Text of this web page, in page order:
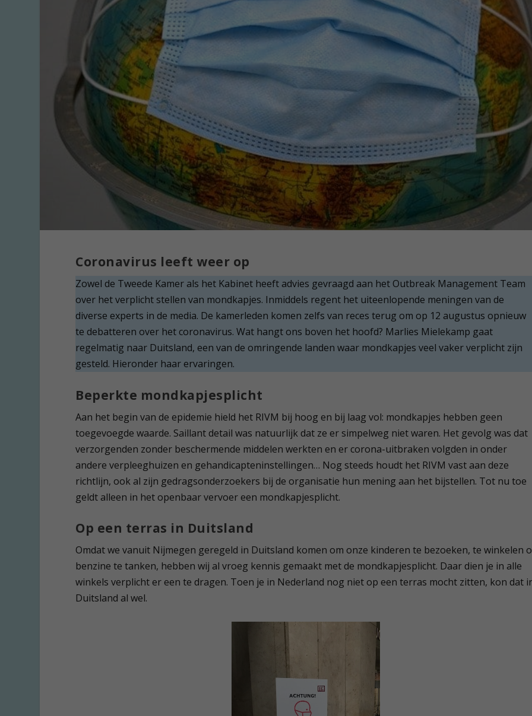
Coronavirus leeft weer op
Zowel de Tweede Kamer als het Kabinet heeft advies gevraagd aan het Outbreak Management Team
over het verplicht stellen van mondkapjes. Inmiddels regent het uiteenlopende meningen van de
diverse experts in de media. De kamerleden komen zelfs van reces terug om op 12 augustus opnieuw
te debatteren over het coronavirus. Wat hangt ons boven het hoofd? Marlies Mielekamp gaat
regelmatig naar Duitsland, een van de omringende landen waar mondkapjes veel vaker verplicht zijn
gesteld. Hieronder haar ervaringen.
Beperkte mondkapjesplicht
Aan het begin van de epidemie hield het RIVM bij hoog en bij laag vol: mondkapjes hebben geen
toegevoegde waarde. Saillant detail was natuurlijk dat ze er simpelweg niet waren. Het gevolg was dat
verzorgenden zonder beschermende middelen werkten en er corona-uitbraken volgden in onder
andere verpleeghuizen en gehandicapteninstellingen… Nog steeds houdt het RIVM vast aan deze
richtlijn, ook al zijn gedragsonderzoekers bij de organisatie hun mening aan het bijstellen. Tot nu toe
geldt alleen in het openbaar vervoer een mondkapjesplicht.
Op een terras in Duitsland
Omdat we vanuit Nijmegen geregeld in Duitsland komen om onze kinderen te bezoeken, te winkelen
benzine te tanken, hebben wij al vroeg kennis gemaakt met de mondkapjesplicht. Daar dien je in alle
winkels verplicht er een te dragen. Toen je in Nederland nog niet op een terras mocht zitten, kon dat
Duitsland al wel.